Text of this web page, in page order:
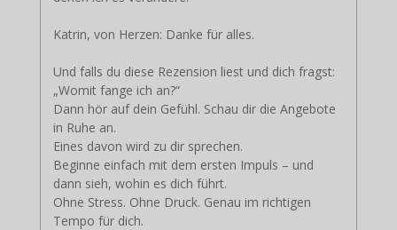
Katrin, von Herzen: Danke für alles.
Und falls du diese Rezension liest und dich fragst:
„Womit fange ich an?“
Dann hör auf dein Gefühl. Schau dir die Angebote
in Ruhe an.
Eines davon wird zu dir sprechen.
Beginne einfach mit dem ersten Impuls – und
dann sieh, wohin es dich führt.
Ohne Stress. Ohne Druck. Genau im richtigen
Tempo für dich.